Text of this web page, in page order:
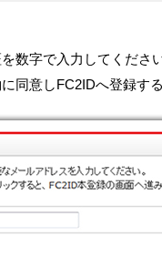
数字で入力してください
同意しFC2IDへ登録す